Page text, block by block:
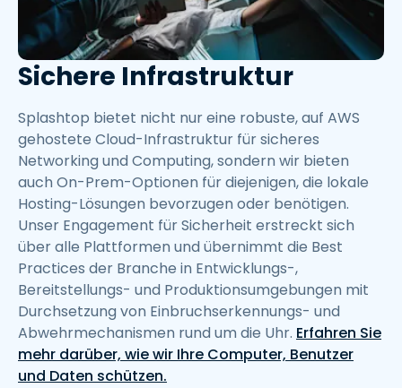
Sichere Infrastruktur
Splashtop bietet nicht nur eine robuste, auf AWS
gehostete Cloud-Infrastruktur für sicheres
Networking und Computing, sondern wir bieten
auch On-Prem-Optionen für diejenigen, die lokale
Hosting-Lösungen bevorzugen oder benötigen.
Unser Engagement für Sicherheit erstreckt sich
über alle Plattformen und übernimmt die Best
Practices der Branche in Entwicklungs-,
Bereitstellungs- und Produktionsumgebungen mit
Durchsetzung von Einbruchserkennungs- und
Abwehrmechanismen rund um die Uhr. Erfahren Sie
mehr darüber, wie wir Ihre Computer, Benutzer
und Daten schützen.